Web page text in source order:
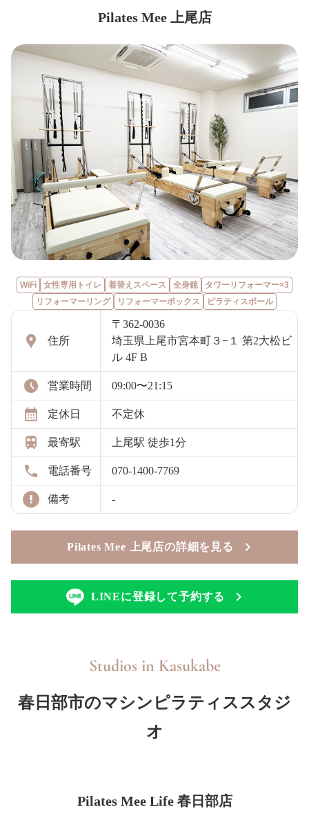
Pilates Mee 上尾店
WiFi 女性専用トイレ 着替えスペース 全身鏡
タワーリフォーマー×3
リフォーマーリング
リフォーマーボックス ピラティスボール
住所
〒362-0036
埼玉県上尾市宮本町３−１ 第2大松ビ
ル 4F B
営業時間 09:00〜21:15
定休日 不定休
最寄駅 上尾駅 徒歩1分
電話番号 070-1400-7769
備考 -
Pilates Mee 上尾店の詳細を見る
LINEに登録して予約する
Studios in Kasukabe
春日部市のマシンピラティススタジ
オ
Pilates Mee Life 春日部店